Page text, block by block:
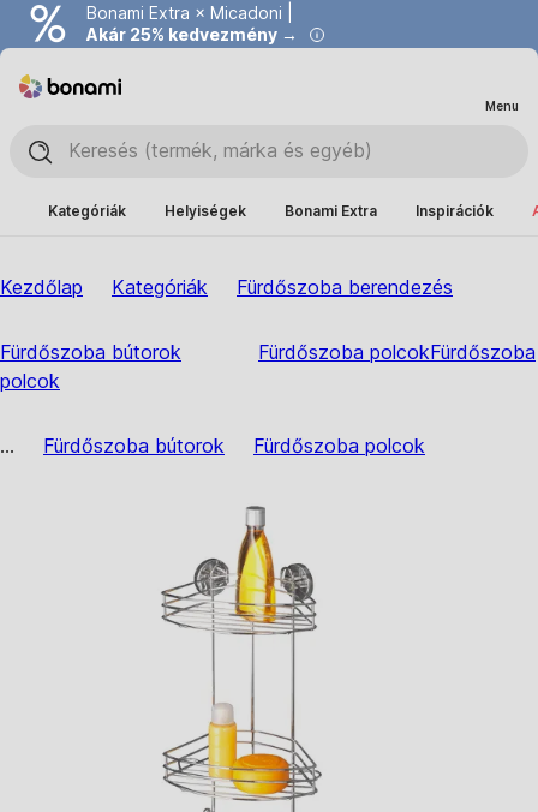
Bonami Extra × Micadoni |
Akár 25% kedvezmény →
Menu
Kategóriák Helyiségek Bonami Extra Inspirációk
Kezdőlap Kategóriák Fürdőszoba berendezés
Fürdőszoba bútorok Fürdőszoba polcokFürdőszoba
polcok
... Fürdőszoba bútorok Fürdőszoba polcok